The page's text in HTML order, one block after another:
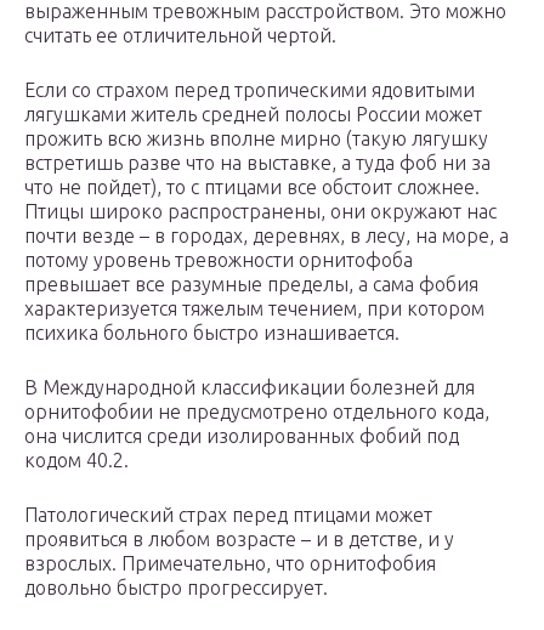
выраженным тревожным расстройством. Это можно
считать ее отличительной чертой.
Если со страхом перед тропическими ядовитыми
лягушками житель средней полосы России может
прожить всю жизнь вполне мирно (такую лягушку
встретишь разве что на выставке, а туда фоб ни за
что не пойдет), то с птицами все обстоит сложнее.
Птицы широко распространены, они окружают нас
почти везде – в городах, деревнях, в лесу, на море, а
потому уровень тревожности орнитофоба
превышает все разумные пределы, а сама фобия
характеризуется тяжелым течением, при котором
психика больного быстро изнашивается.
В Международной классификации болезней для
орнитофобии не предусмотрено отдельного кода,
она числится среди изолированных фобий под
кодом 40.2.
Патологический страх перед птицами может
проявиться в любом возрасте – и в детстве, и у
взрослых. Примечательно, что орнитофобия
довольно быстро прогрессирует.